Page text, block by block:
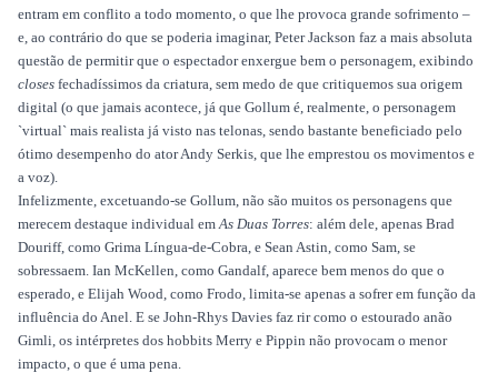
entram em conflito a todo momento, o que lhe provoca grande sofrimento –
e, ao contrário do que se poderia imaginar, Peter Jackson faz a mais absoluta
questão de permitir que o espectador enxergue bem o personagem, exibindo
closes fechadíssimos da criatura, sem medo de que critiquemos sua origem
digital (o que jamais acontece, já que Gollum é, realmente, o personagem
`virtual` mais realista já visto nas telonas, sendo bastante beneficiado pelo
ótimo desempenho do ator Andy Serkis, que lhe emprestou os movimentos e
a voz).
Infelizmente, excetuando-se Gollum, não são muitos os personagens que
merecem destaque individual emAs Duas Torres: além dele, apenas Brad
Douriff, como Grima Língua-de-Cobra, e Sean Astin, como Sam, se
sobressaem. Ian McKellen, como Gandalf, aparece bem menos do que o
esperado, e Elijah Wood, como Frodo, limita-se apenas a sofrer em função da
influência do Anel. E se John-Rhys Davies faz rir como o estourado anão
Gimli, os intérpretes dos hobbits Merry e Pippin não provocam o menor
impacto, o que é uma pena.